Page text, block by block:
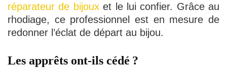
réparateur de bijouxet le lui confier. Grâce au
rhodiage, ce professionnel est en mesure de
redonner l’éclat de départ au bijou.
Les apprêts ont-ils cédé ?